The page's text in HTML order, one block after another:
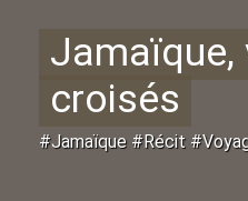
Jamaïque,
croisés
#Jamaïque #Récit